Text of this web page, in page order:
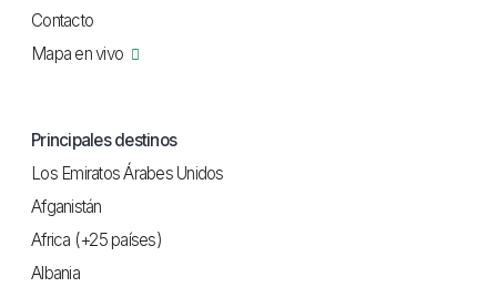
Contacto
Mapa en vivo
Principales destinos
Los Emiratos Árabes Unidos
Afganistán
Africa (+25 países)
Albania